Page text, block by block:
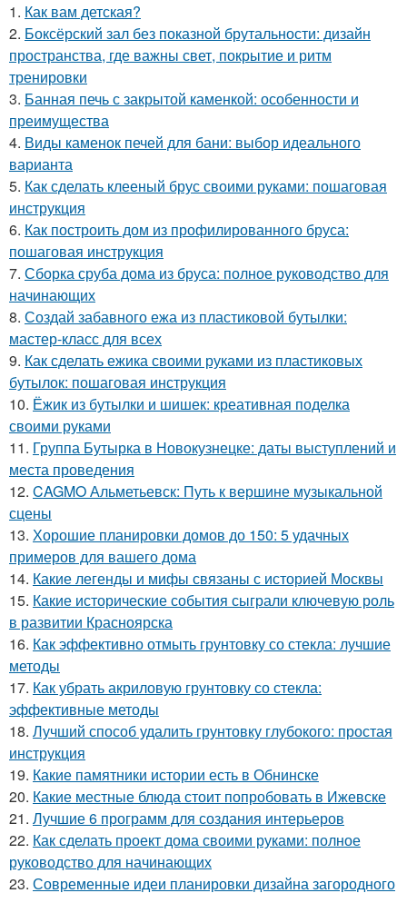
1. Как вам детская?
2. Боксёрский зал без показной брутальности: дизайн
пространства, где важны свет, покрытие и ритм
тренировки
3. Банная печь с закрытой каменкой: особенности и
преимущества
4. Виды каменок печей для бани: выбор идеального
варианта
5. Как сделать клееный брус своими руками: пошаговая
инструкция
6. Как построить дом из профилированного бруса:
пошаговая инструкция
7. Сборка сруба дома из бруса: полное руководство для
начинающих
8. Создай забавного ежа из пластиковой бутылки:
мастер-класс для всех
9. Как сделать ежика своими руками из пластиковых
бутылок: пошаговая инструкция
10. Ёжик из бутылки и шишек: креативная поделка
своими руками
11. Группа Бутырка в Новокузнецке: даты выступлений и
места проведения
12. CAGMO Альметьевск: Путь к вершине музыкальной
сцены
13. Хорошие планировки домов до 150: 5 удачных
примеров для вашего дома
14. Какие легенды и мифы связаны с историей Москвы
15. Какие исторические события сыграли ключевую роль
в развитии Красноярска
16. Как эффективно отмыть грунтовку со стекла: лучшие
методы
17. Как убрать акриловую грунтовку со стекла:
эффективные методы
18. Лучший способ удалить грунтовку глубокого: простая
инструкция
19. Какие памятники истории есть в Обнинске
20. Какие местные блюда стоит попробовать в Ижевске
21. Лучшие 6 программ для создания интерьеров
22. Как сделать проект дома своими руками: полное
руководство для начинающих
23. Современные идеи планировки дизайна загородного